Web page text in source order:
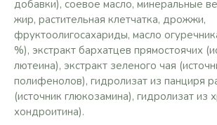
добавки), соевое масло, минеральные
жир, растительная клетчатка, дрожжи,
фруктоолигосахариды, масло
%), экстракт бархатцев прямостоячих
лютеина), экстракт зеленого чая
полифенолов), гидролизат из панциря
(источник глюкозамина), гидролизат из
хондроитина).